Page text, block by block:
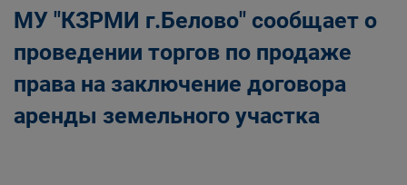
МУ "КЗРМИ г.Белово" сообщает о
проведении торгов по продаже
права на заключение договора
аренды земельного участка